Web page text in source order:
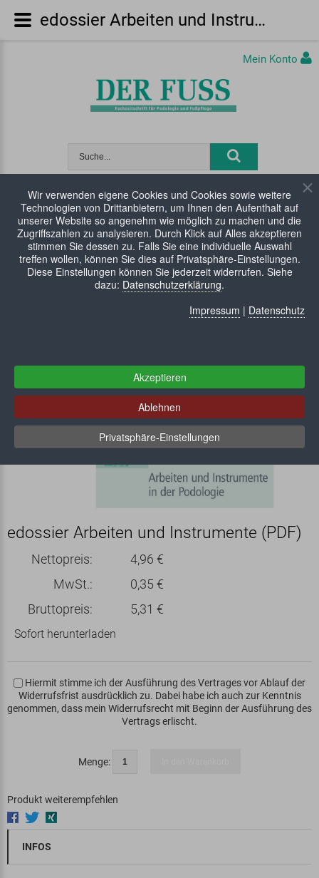
WARENKORB: 0 Artikel
Mein Konto
edossier Arbeiten und Instrumente (PDF)
Nettopreis:
4,96 €
MwSt.:
0,35 €
Bruttopreis:
5,31 €
Sofort herunterladen
Hiermit stimme ich der Ausführung des Vertrages vor Ablauf der
Widerrufsfrist ausdrücklich zu. Dabei habe ich auch zur Kenntnis
genommen, dass mein Widerrufsrecht mit Beginn der Ausführung des
Vertrags erlischt.
Menge:
Produkt weiterempfehlen
INFOS
edossier Arbeiten und Instrumente (PDF)
Wir verwenden eigene Cookies und Cookies sowie weitere
Technologien von Drittanbietern, um Ihnen den Aufenthalt auf
unserer Website so angenehm wie möglich zu machen und die
Zugriffszahlen zu analysieren. Durch Klick auf Alles akzeptieren
stimmen Sie dessen zu. Falls Sie eine individuelle Auswahl
treffen wollen, können Sie dies auf Privatsphäre-Einstellungen.
Diese Einstellungen können Sie jederzeit widerrufen. Siehe
dazu: Datenschutzerklärung.
Impressum | Datenschutz
Akzeptieren
Ablehnen
Privatsphäre-Einstellungen